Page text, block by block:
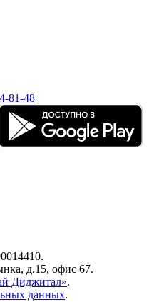
81-48
д.15, офис 67.
Диджитал».
данных.